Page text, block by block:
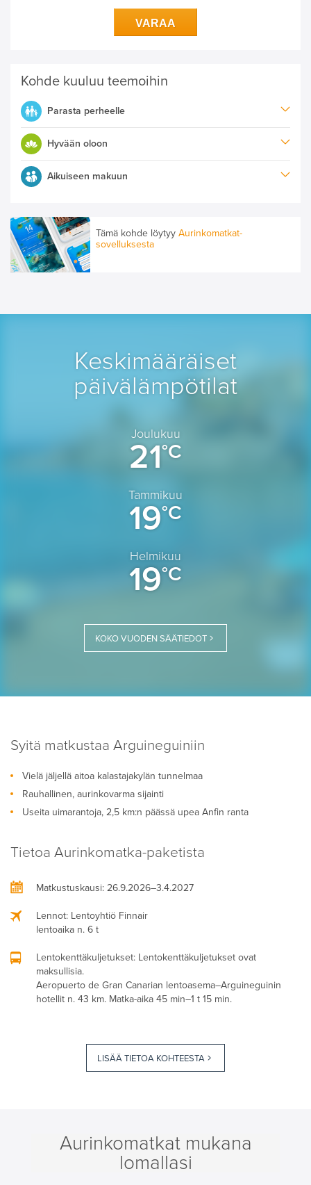
VARAA
Kohde kuuluu teemoihin
Parasta perheelle
Hyvään oloon
Aikuiseen makuun
Tämä kohde löytyy Aurinkomatkat-
sovelluksesta
Keskimääräiset
päivälämpötilat
Joulukuu
21°C
Tammikuu
19°C
Helmikuu
19°C
KOKO VUODEN SÄÄTIEDOT
Syitä matkustaa Arguineguiniin
Vielä jäljellä aitoa kalastajakylän tunnelmaa
Rauhallinen, aurinkovarma sijainti
Useita uimarantoja, 2,5 km:n päässä upea Anfin ranta
Tietoa Aurinkomatka-paketista
Matkustuskausi: 26.9.2026–3.4.2027
Lennot: Lentoyhtiö Finnair
lentoaika n. 6 t
Lentokenttäkuljetukset: Lentokenttäkuljetukset ovat
maksullisia.
Aeropuerto de Gran Canarian lentoasema–Arguineguinin
hotellit n. 43 km. Matka-aika 45 min–1 t 15 min.
LISÄÄ TIETOA KOHTEESTA
Aurinkomatkat mukana
lomallasi